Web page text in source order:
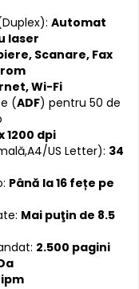
Automat
laser
Scanare, Fax
Wi-Fi
(ADF) pentru 50 de
1200 dpi
US Letter): 34
Până la 16 fețe pe
Mai puţin de 8.5
2.500 pagini
ipm